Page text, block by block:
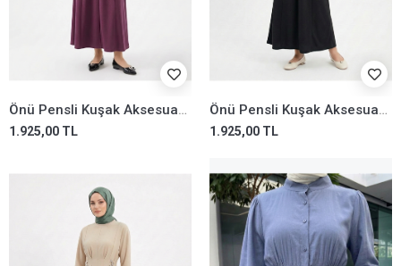
Önü Pensli Kuşak Aksesuar Detay Elbise-Gül Kurusu
1.925,00 TL
Önü Pensli Kuşak Aksesuar Detay Elbise-Siyah
1.925,00 TL